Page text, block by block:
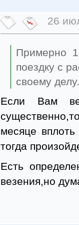
26
Примерно
поездку с
своему делу.
Если Вам
месяце
тогда
Есть
везения,но